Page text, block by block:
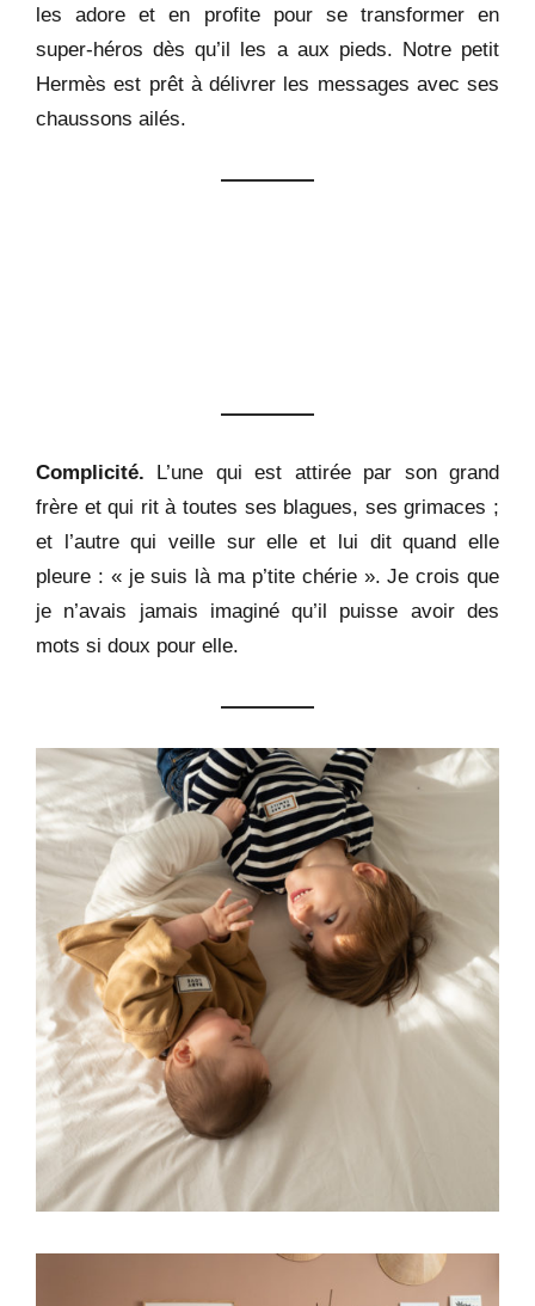
les adore et en profite pour se transformer en
super-héros dès qu’il les a aux pieds. Notre petit
Hermès est prêt à délivrer les messages avec ses
chaussons ailés.
Complicité. L’une qui est attirée par son grand
frère et qui rit à toutes ses blagues, ses grimaces ;
et l’autre qui veille sur elle et lui dit quand elle
pleure : « je suis là ma p’tite chérie ». Je crois que
je n’avais jamais imaginé qu’il puisse avoir des
mots si doux pour elle.